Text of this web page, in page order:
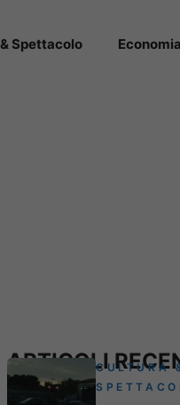
Spettacolo Economia
ARTICOLICULTURA